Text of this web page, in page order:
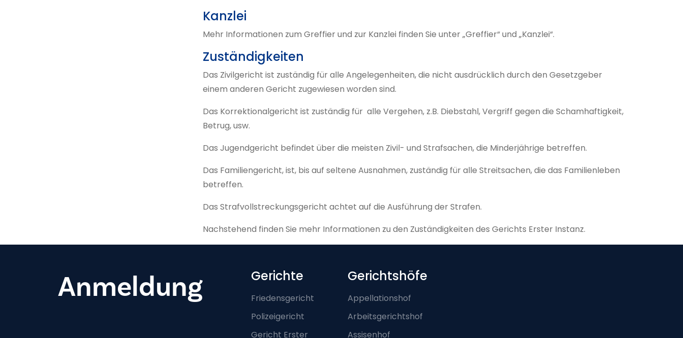
Kanzlei
Mehr Informationen zum Greffier und zur Kanzlei finden Sie unter „Greffier“ und „Kanzlei“.
Zuständigkeiten
Das Zivilgericht ist zuständig für alle Angelegenheiten, die nicht ausdrücklich durch den Gesetzgeber
einem anderen Gericht zugewiesen worden sind.
Das Korrektionalgericht ist zuständig für alle Vergehen, z.B. Diebstahl, Vergriff gegen die Schamhaftigkeit,
Betrug, usw.
Das Jugendgericht befindet über die meisten Zivil- und Strafsachen, die Minderjährige betreffen.
Das Familiengericht, ist, bis auf seltene Ausnahmen, zuständig für alle Streitsachen, die das Familienleben
betreffen.
Das Strafvollstreckungsgericht achtet auf die Ausführung der Strafen.
Nachstehend finden Sie mehr Informationen zu den Zuständigkeiten des Gerichts Erster Instanz.
Anmeldung Footer-menu
Gerichte
Friedensgericht
Polizeigericht
Gericht Erster
Gerichtshöfe
Appellationshof
Arbeitsgerichtshof
Assisenhof